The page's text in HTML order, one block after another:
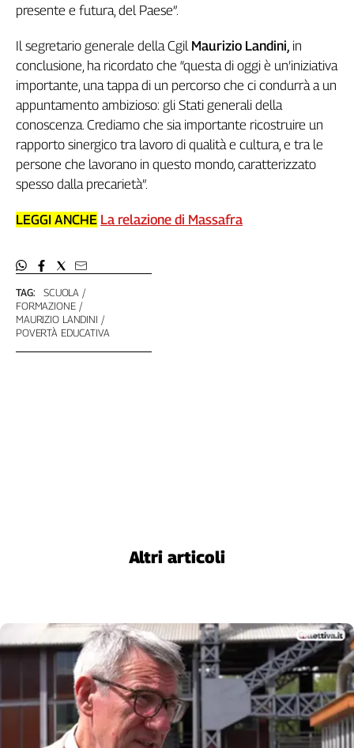
in
L'Italia
nel
Lavoro
Territori
Abruzzo-
Molise
Alto
Basilicata
Campania
Emilia-
Romagna
Friuli
Venezia
Veneto
Archivio
1955-
TAG:
SCUOLA
FORMAZIONE
MAURIZIO LANDINI
POVERTÀ EDUCATIVA
presente e futura, del Paese”.
Il segretario generale della Cgil Maurizio Landini, in
conclusione, ha ricordato che “questa di oggi è un’iniziativa
importante, una tappa di un percorso che ci condurrà a un
appuntamento ambizioso: gli Stati generali della
conoscenza. Crediamo che sia importante ricostruire un
rapporto sinergico tra lavoro di qualità e cultura, e tra le
persone che lavorano in questo mondo, caratterizzato
spesso dalla precarietà”.
LEGGI ANCHE La relazione di Massafra
Altri articoli